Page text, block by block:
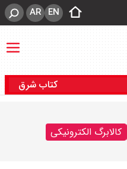
EN
AR
کتاب شرق
کالابرگ الکترونیکی